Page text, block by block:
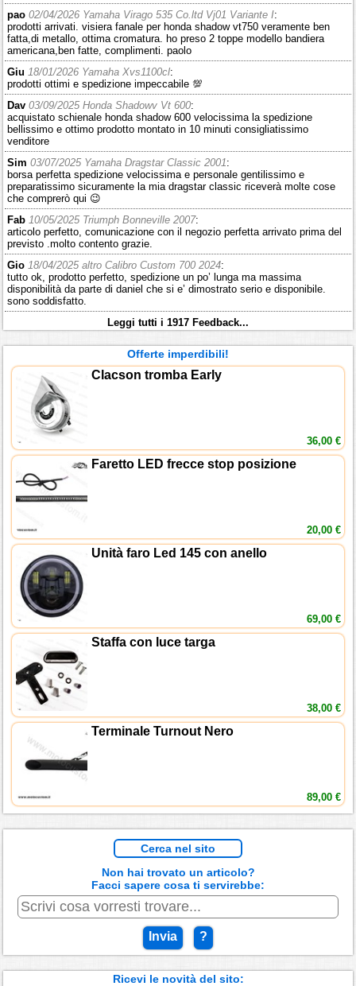
pao 02/04/2026 Yamaha Virago 535 Co.ltd Vj01 Variante I:
prodotti arrivati. visiera fanale per honda shadow vt750 veramente ben
fatta,di metallo, ottima cromatura. ho preso 2 toppe modello bandiera
americana,ben fatte, complimenti. paolo
Giu 18/01/2026 Yamaha Xvs1100cl:
prodotti ottimi e spedizione impeccabile 💯
Dav 03/09/2025 Honda Shadowv Vt 600:
acquistato schienale honda shadow 600 velocissima la spedizione
bellissimo e ottimo prodotto montato in 10 minuti consigliatissimo
venditore
Sim 03/07/2025 Yamaha Dragstar Classic 2001:
borsa perfetta spedizione velocissima e personale gentilissimo e
preparatissimo sicuramente la mia dragstar classic riceverà molte cose
che comprerò qui 😉
Fab 10/05/2025 Triumph Bonneville 2007:
articolo perfetto, comunicazione con il negozio perfetta arrivato prima del
previsto .molto contento grazie.
Gio 18/04/2025 altro Calibro Custom 700 2024:
tutto ok, prodotto perfetto, spedizione un po’ lunga ma massima
disponibilità da parte di daniel che si e’ dimostrato serio e disponibile.
sono soddisfatto.
Leggi tutti i 1917 Feedback...
Offerte imperdibili!
Clacson tromba Early
36,00 €
Faretto LED frecce stop posizione
20,00 €
Unità faro Led 145 con anello
69,00 €
Staffa con luce targa
38,00 €
Terminale Turnout Nero
89,00 €
Cerca nel sito
Non hai trovato un articolo?
Facci sapere cosa ti servirebbe:
Invia ?
Ricevi le novità del sito: